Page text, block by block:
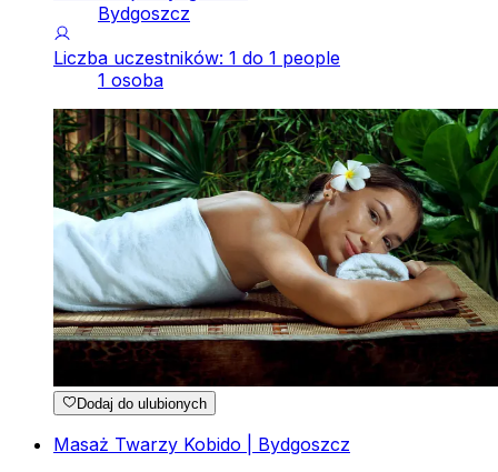
Bydgoszcz
Liczba uczestników: 1 do 1 people
1 osoba
Dodaj do ulubionych
Masaż Twarzy Kobido | Bydgoszcz